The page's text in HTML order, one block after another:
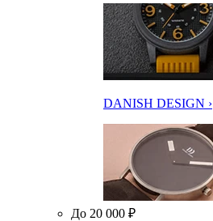
DANISH DESIGN ›
До 20 000 ₽